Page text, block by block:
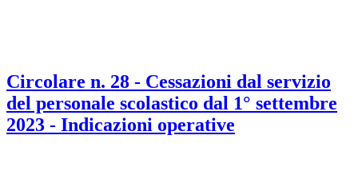
Circolare n. 28 - Cessazioni dal servizio
del personale scolastico dal 1° settembre
2023 - Indicazioni operative